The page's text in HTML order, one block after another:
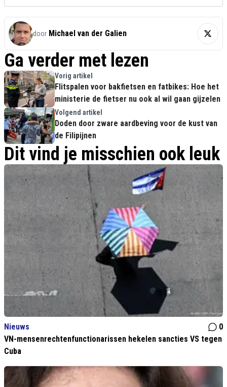
door Michael van der Galien
Ga verder met lezen
Vorig artikel
Flitspalen voor bakfietsen en fatbikes: Hoe het
ministerie de fietser nu ook al wil gaan gijzelen
Volgend artikel
Doden door zware aardbeving voor de kust van
de Filipijnen
Dit vind je misschien ook leuk
Nieuws
0
VN-mensenrechtenfunctionarissen hekelen sancties VS tegen
Cuba